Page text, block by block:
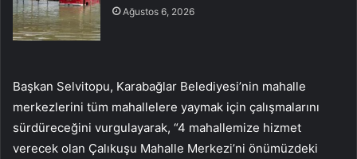
Ağustos 6, 2026
Başkan Selvitopu, Karabağlar Belediyesi’nin mahalle
merkezlerini tüm mahallelere yaymak için çalışmalarını
sürdüreceğini vurgulayarak, “4 mahallemize hizmet
verecek olan Çalıkuşu Mahalle Merkezi’ni önümüzdeki